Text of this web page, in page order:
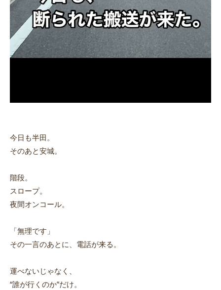
今日も半田。
そのあと安城。
階段。
スロープ。
夜間オンコール。
「無理です」
その一言のあとに、電話が来る。
運べないじゃなく、
“誰が行くのか”だけ。